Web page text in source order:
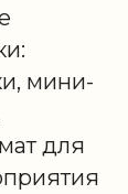
мини-
для